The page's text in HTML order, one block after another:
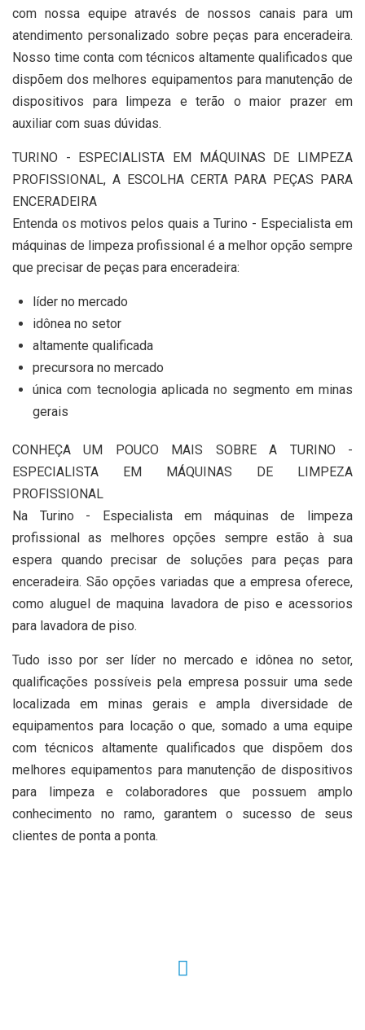
com nossa equipe através de nossos canais para um
atendimento personalizado sobre peças para enceradeira.
Nosso time conta com técnicos altamente qualificados que
dispõem dos melhores equipamentos para manutenção de
dispositivos para limpeza e terão o maior prazer em
auxiliar com suas dúvidas.
TURINO - ESPECIALISTA EM MÁQUINAS DE LIMPEZA
PROFISSIONAL, A ESCOLHA CERTA PARA PEÇAS PARA
ENCERADEIRA
Entenda os motivos pelos quais a Turino - Especialista em
máquinas de limpeza profissional é a melhor opção sempre
que precisar de peças para enceradeira:
líder no mercado
idônea no setor
altamente qualificada
precursora no mercado
única com tecnologia aplicada no segmento em minas
gerais
CONHEÇA UM POUCO MAIS SOBRE A TURINO -
ESPECIALISTA EM MÁQUINAS DE LIMPEZA
PROFISSIONAL
Na Turino - Especialista em máquinas de limpeza
profissional as melhores opções sempre estão à sua
espera quando precisar de soluções para peças para
enceradeira. São opções variadas que a empresa oferece,
como aluguel de maquina lavadora de piso e acessorios
para lavadora de piso.
Tudo isso por ser líder no mercado e idônea no setor,
qualificações possíveis pela empresa possuir uma sede
localizada em minas gerais e ampla diversidade de
equipamentos para locação o que, somado a uma equipe
com técnicos altamente qualificados que dispõem dos
melhores equipamentos para manutenção de dispositivos
para limpeza e colaboradores que possuem amplo
conhecimento no ramo, garantem o sucesso de seus
clientes de ponta a ponta.